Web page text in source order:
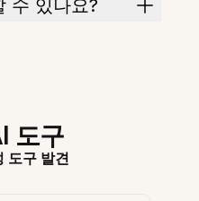
수 있나요?
도구
도구 발견